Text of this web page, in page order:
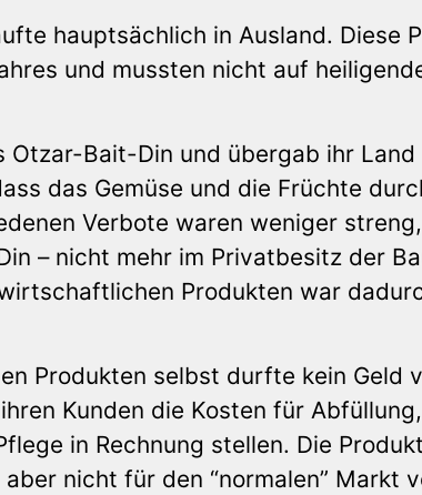
hauptsächlich in Ausland. Diese
und mussten nicht auf
Otzar-Bait-Din und übergab ihr Land
das Gemüse und die Früchte
Verbote waren weniger
– nicht mehr im Privatbesitz der
Produkten war
Produkten selbst durfte kein Geld
Kunden die Kosten für Abfüllung,
in Rechnung stellen. Die
nicht für den “normalen” Markt